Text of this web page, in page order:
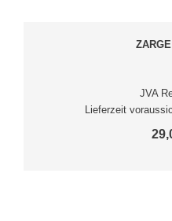
JVA
Lieferzeit